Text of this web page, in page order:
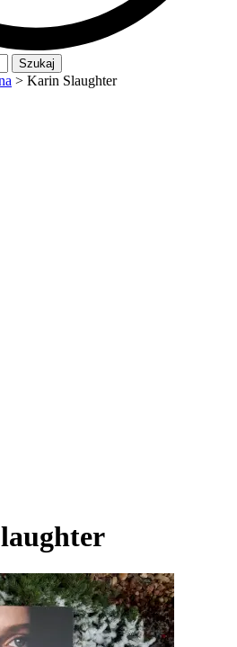
> Karin Slaughter